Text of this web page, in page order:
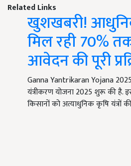
Related Links
खुशखबरी!
मिल रही 70%
आवेदन की पूरी
Ganna Yantrikaran Yojana
यंत्रीकरण योजना 2025 शुरू की है.
किसानों को अत्याधुनिक कृषि यंत्रों